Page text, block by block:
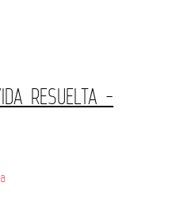
RESUELTA -